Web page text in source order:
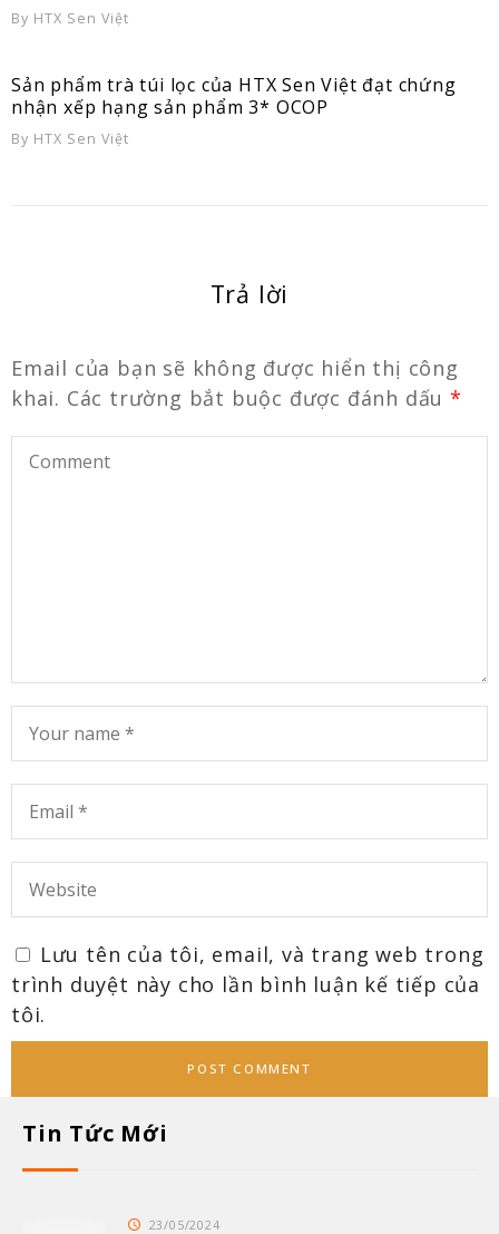
By HTX Sen Việt
Sản phẩm trà túi lọc của HTX Sen Việt đạt chứng
nhận xếp hạng sản phẩm 3* OCOP
By HTX Sen Việt
Trả lời
Email của bạn sẽ không được hiển thị công
khai. Các trường bắt buộc được đánh dấu *
Lưu tên của tôi, email, và trang web trong
trình duyệt này cho lần bình luận kế tiếp của
tôi.
Tin Tức Mới
23/05/2024